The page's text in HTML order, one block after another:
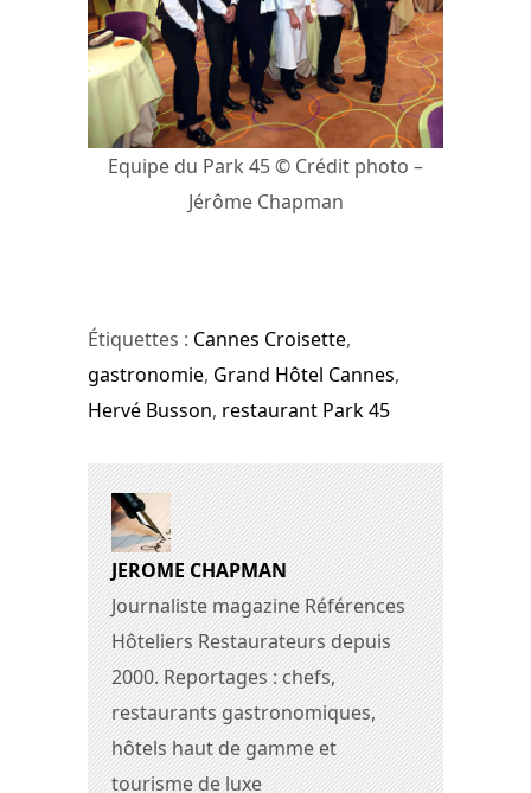
Equipe du Park 45 © Crédit photo –
Jérôme Chapman
Étiquettes : Cannes Croisette,
gastronomie, Grand Hôtel Cannes,
Hervé Busson, restaurant Park 45
JEROME CHAPMAN
Journaliste magazine Références
Hôteliers Restaurateurs depuis
2000. Reportages : chefs,
restaurants gastronomiques,
hôtels haut de gamme et
tourisme de luxe